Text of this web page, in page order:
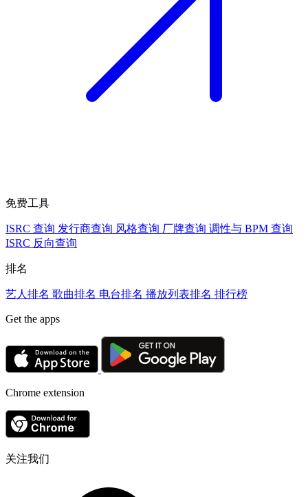
免费工具
ISRC 查询 发行商查询 风格查询 厂牌查询 调性与 BPM 查询
ISRC 反向查询
排名
艺人排名 歌曲排名 电台排名 播放列表排名 排行榜
Get the apps
Chrome extension
关注我们